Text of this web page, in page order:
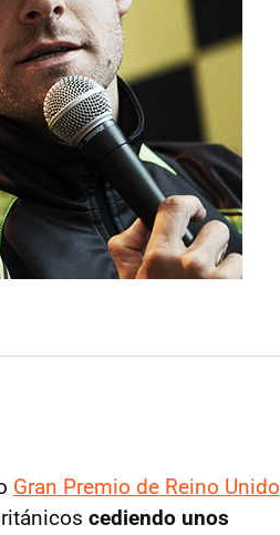
Gran Premio de Reino Unido
cediendo unos